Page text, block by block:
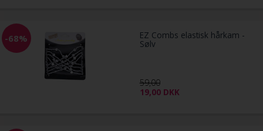
-68% EZ Combs elastisk hårkam -
Sølv
59,00
19,00 DKK